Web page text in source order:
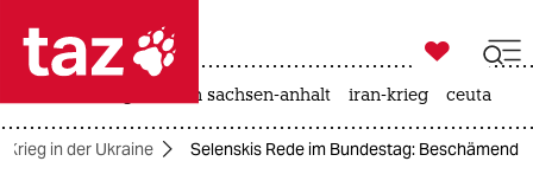
 taz zahl ich
taz zahl ich

taz zahl ich
landtagswahl in sachsen-anhalt iran-krieg ceuta
Krieg in der Ukraine Selenskis Rede im Bundestag: Beschämend